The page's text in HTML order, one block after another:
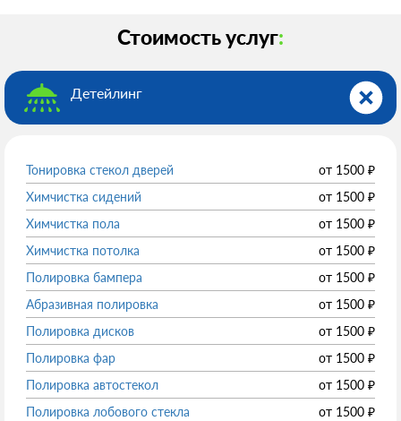
Стоимость услуг:
Детейлинг
Тонировка стекол дверей от 1500 ₽
Химчистка сидений
от 1500 ₽
Химчистка пола
от 1500 ₽
Химчистка потолка
от 1500 ₽
Полировка бампера
от 1500 ₽
Абразивная полировка
от 1500 ₽
Полировка дисков
от 1500 ₽
Полировка фар
от 1500 ₽
Полировка автостекол
от 1500 ₽
Полировка лобового стекла
от 1500 ₽